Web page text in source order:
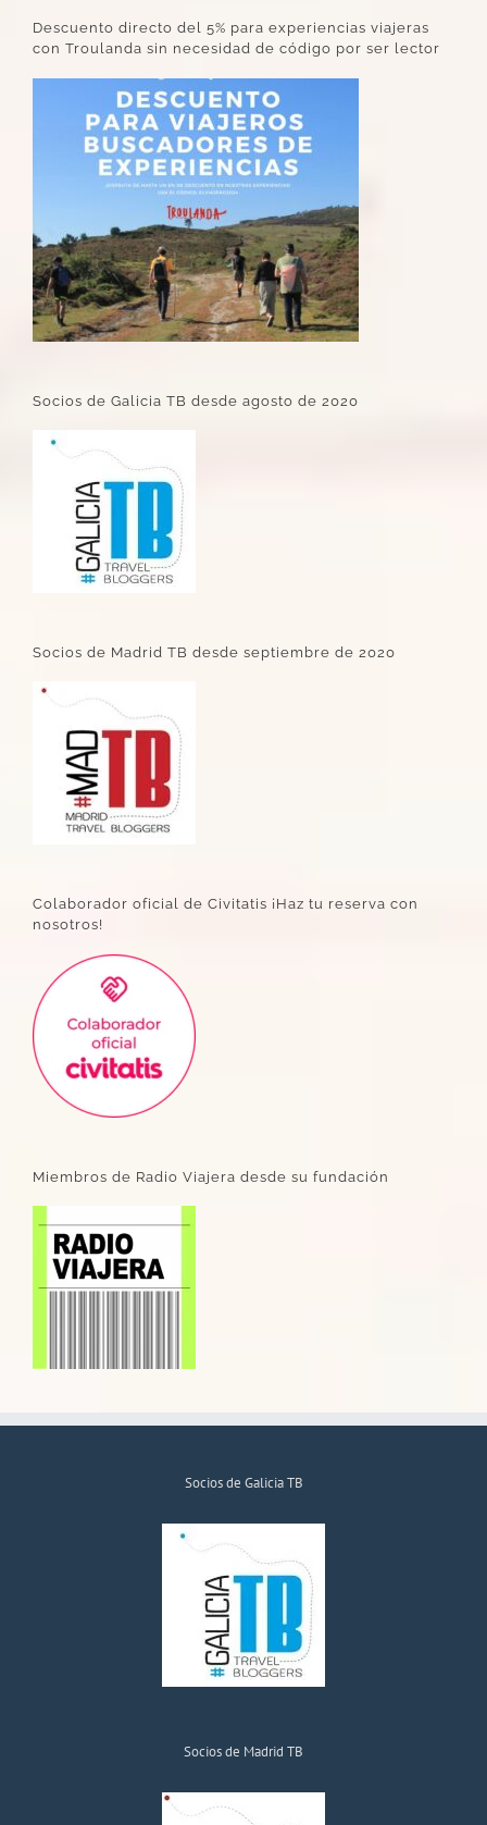
Descuento directo del 5% para experiencias viajeras
con Troulanda sin necesidad de código por ser lector
Socios de Galicia TB desde agosto de 2020
Socios de Madrid TB desde septiembre de 2020
Colaborador oficial de Civitatis ¡Haz tu reserva con
nosotros!
Miembros de Radio Viajera desde su fundación
Socios de Galicia TB
Socios de Madrid TB